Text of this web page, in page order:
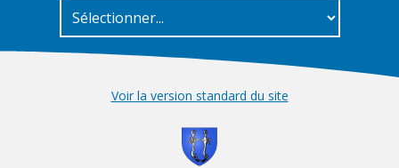
Voir la version standard du site